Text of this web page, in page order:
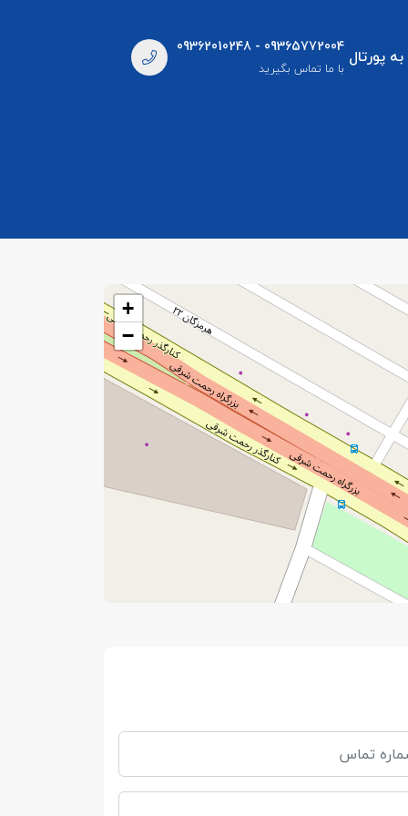
پورتال
09362010248 - 09365772004
با ما تماس بگیرید
+
−